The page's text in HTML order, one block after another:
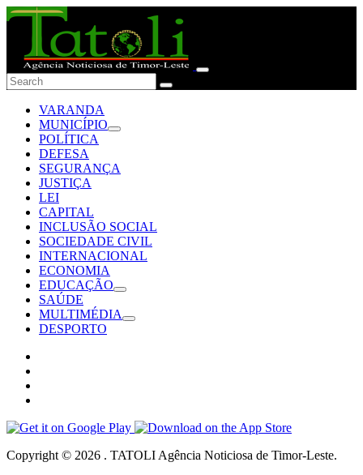
VARANDA
MUNICÍPIO
POLÍTICA
DEFESA
SEGURANÇA
JUSTIÇA
LEI
CAPITAL
INCLUSÃO SOCIAL
SOCIEDADE CIVIL
INTERNACIONAL
ECONOMIA
EDUCAÇÃO
SAÚDE
MULTIMÉDIA
DESPORTO
Copyright © 2026 . TATOLI Agência Noticiosa de Timor-Leste.